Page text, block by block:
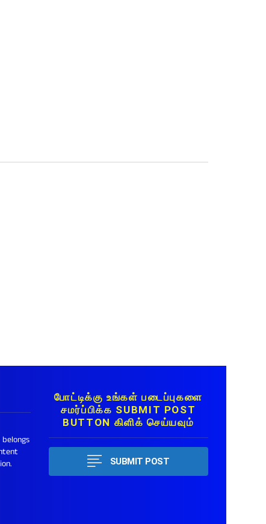
போட்டிக்கு உங்கள் படைப்புகளை
சமர்ப்பிக்க SUBMIT POST
BUTTON கிளிக் செய்யவும்
SUBMIT POST